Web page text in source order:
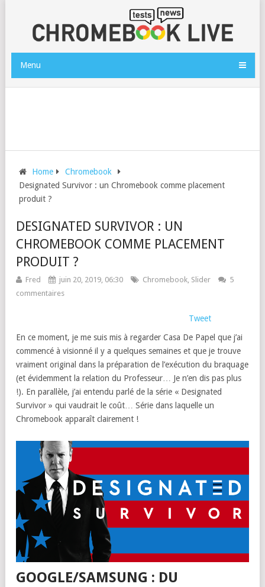
Menu
Home
Chromebook
Designated Survivor : un Chromebook comme placement
produit ?
DESIGNATED SURVIVOR : UN
CHROMEBOOK COMME PLACEMENT
PRODUIT ?
Fred juin 20, 2019, 06:30 Chromebook, Slider
5
commentaires
Tweet
En ce moment, je me suis mis à regarder Casa De Papel que j’ai
commencé à visionné il y a quelques semaines et que je trouve
vraiment original dans la préparation de l’exécution du braquage
(et évidemment la relation du Professeur… Je n’en dis pas plus
!). En parallèle, j’ai entendu parlé de la série « Designated
Survivor » qui vaudrait le coût… Série dans laquelle un
Chromebook apparaît clairement !
GOOGLE/SAMSUNG : DU